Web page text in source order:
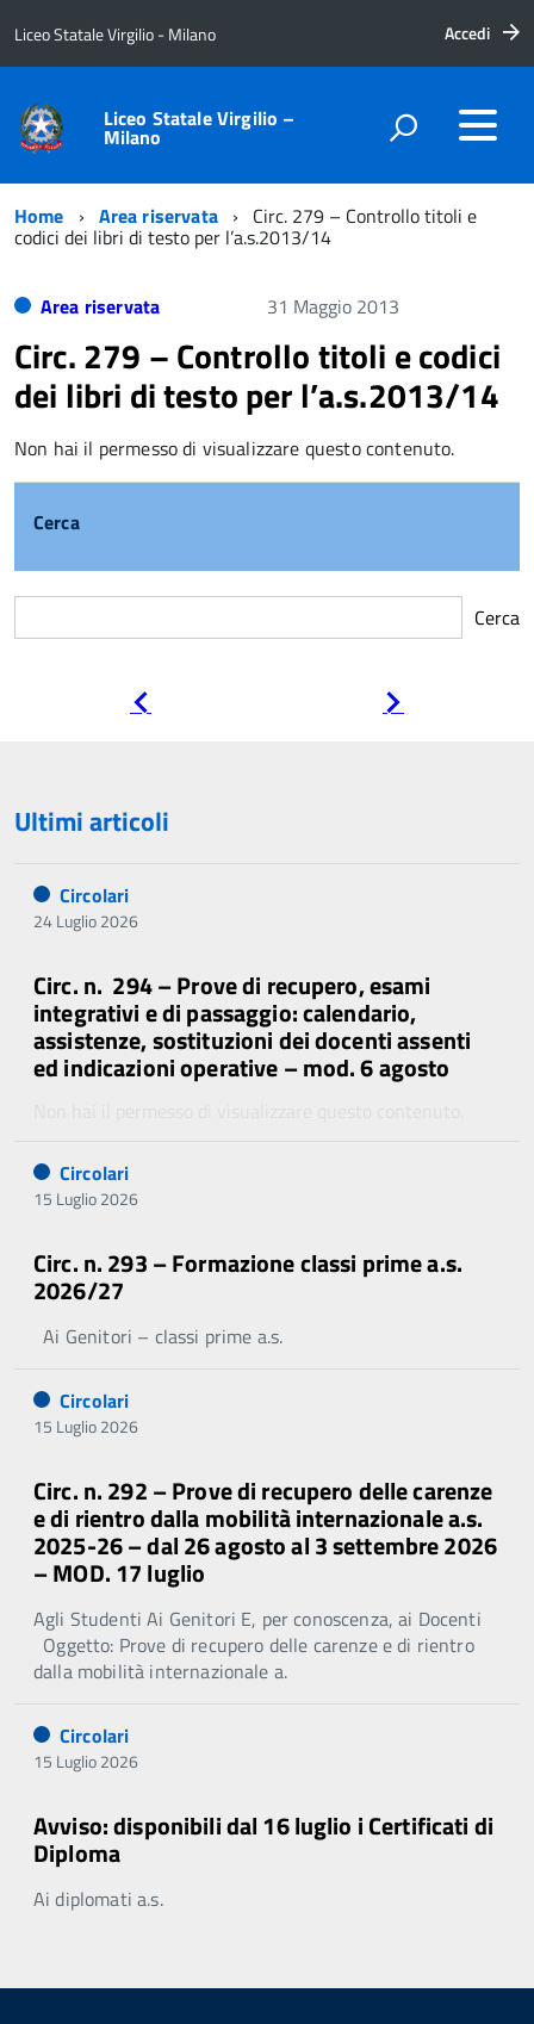
Liceo Statale Virgilio - Milano Accedi
Liceo Statale Virgilio –
Milano
Home Area riservata Circ. 279 – Controllo titoli e
codici dei libri di testo per l’a.s.2013/14
Area riservata 31 Maggio 2013
Circ. 279 – Controllo titoli e codici
dei libri di testo per l’a.s.2013/14
Non hai il permesso di visualizzare questo contenuto.
Cerca
Cerca
Ultimi articoli
Circolari
24 Luglio 2026
Circ. n. 294 – Prove di recupero, esami
integrativi e di passaggio: calendario,
assistenze, sostituzioni dei docenti assenti
ed indicazioni operative – mod. 6 agosto
Circolari
15 Luglio 2026
Circ. n. 293 – Formazione classi prime a.s.
2026/27
Ai Genitori – classi prime a.s.
Circolari
15 Luglio 2026
Circ. n. 292 – Prove di recupero delle carenze
e di rientro dalla mobilità internazionale a.s.
2025-26 – dal 26 agosto al 3 settembre 2026
– MOD. 17 luglio
Agli Studenti Ai Genitori E, per conoscenza, ai Docenti
Oggetto: Prove di recupero delle carenze e di rientro
dalla mobilità internazionale a.
Circolari
15 Luglio 2026
Avviso: disponibili dal 16 luglio i Certificati di
Diploma
Ai diplomati a.s.